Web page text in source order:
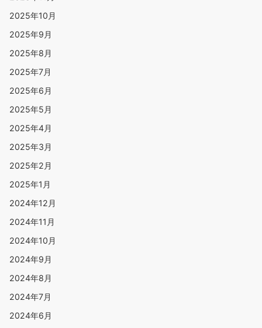
2025年10月
2025年9月
2025年8月
2025年7月
2025年6月
2025年5月
2025年4月
2025年3月
2025年2月
2025年1月
2024年12月
2024年11月
2024年10月
2024年9月
2024年8月
2024年7月
2024年6月